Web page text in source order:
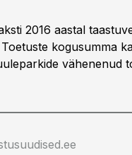
2016 aastal
kogusumma
vähenenud